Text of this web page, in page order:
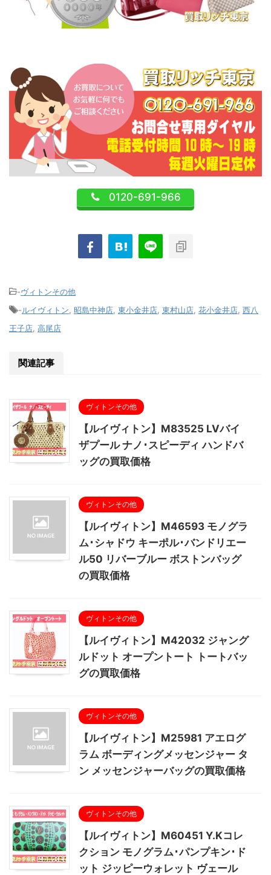
0120-691-966
-ヴィトンその他
-ルイヴィトン 昭島中神店 東小金井店 東村山店 花小金井店 西八
王子店 高尾店
関連記事
ヴィトンその他
【ルイヴィトン】M83525 LVバイ
ザプール ナノ･スピーディ ハンドバ
ッグの買取価格
ヴィトンその他
【ルイヴィトン】M46593 モノグラ
ム･シャドウ キーポル･バンドリエー
ル50 リバーブルー ボストンバッグ
の買取価格
ヴィトンその他
【ルイヴィトン】M42032 ジャング
ルドット オープントート トートバッ
グの買取価格
ヴィトンその他
【ルイヴィトン】M25981 アエログ
ラム ボーディングメッセンジャー タ
ン メッセンジャーバッグの買取価格
ヴィトンその他
【ルイヴィトン】M60451 Y.Kコレ
クション モノグラム･パンプキン･ド
ット ジッピーウォレット ヴェール